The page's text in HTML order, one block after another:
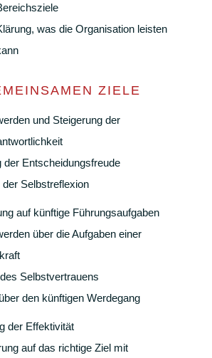
was die Organisation leisten
ZIELE
und Steigerung der
der Entscheidungsfreude
der Selbstreflexion
auf künftige Führungsaufgaben
über die Aufgaben einer
Selbstvertrauens
den künftigen Werdegang
der Effektivität
auf das richtige Ziel mit